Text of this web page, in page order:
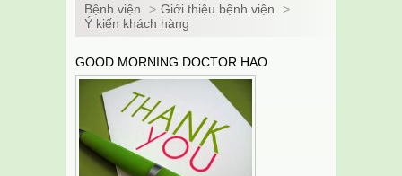
Bệnh viện > Giới thiệu bệnh viện
>
Ý kiến khách hàng
GOOD MORNING DOCTOR HAO